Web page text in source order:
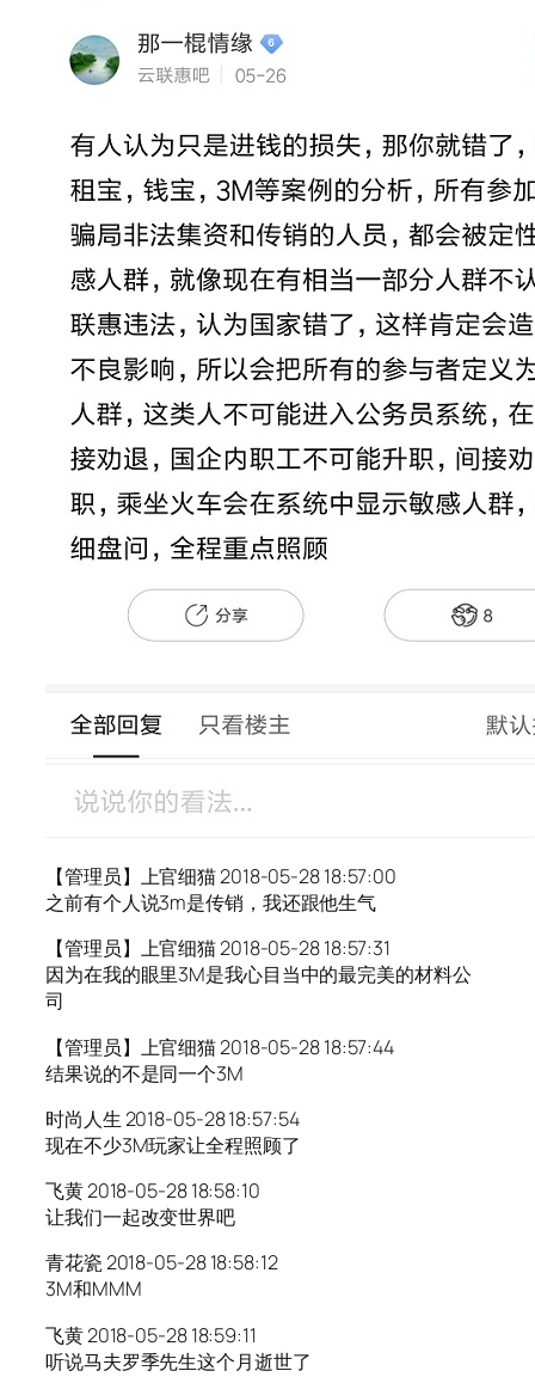
【管理员】上官细猫 2018-05-28 18:57:00
之前有个人说3m是传销，我还跟他生气
【管理员】上官细猫 2018-05-28 18:57:31
因为在我的眼里3M是我心目当中的最完美的材料公
司
【管理员】上官细猫 2018-05-28 18:57:44
结果说的不是同一个3M
时尚人生 2018-05-28 18:57:54
现在不少3M玩家让全程照顾了
飞黄 2018-05-28 18:58:10
让我们一起改变世界吧
青花瓷 2018-05-28 18:58:12
3M和MMM
飞黄 2018-05-28 18:59:11
听说马夫罗季先生这个月逝世了